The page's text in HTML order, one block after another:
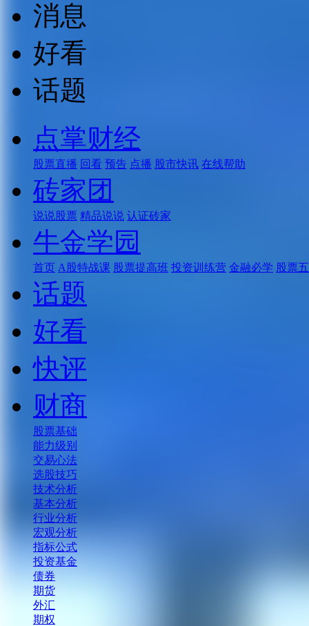
消息
好看
话题
点掌财经
股票直播 回看 预告 点播 股市快讯 在线帮助
砖家团
说说股票 精品说说 认证砖家
牛金学园
首页 A股特战课 股票提高班 投资训练营 金融必学 股票
话题
好看
快评
财商
股票基础
能力级别
交易心法
选股技巧
技术分析
基本分析
行业分析
宏观分析
指标公式
投资基金
债券
期货
外汇
期权